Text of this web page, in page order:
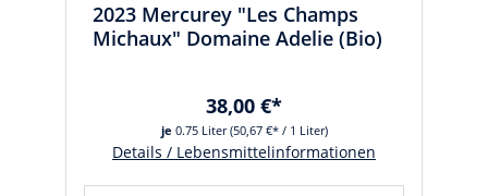
2023 Mercurey "Les Champs
Michaux" Domaine Adelie (Bio)
je 0.75 Liter(50,67 €* / 1 Liter)
38,00 €*
Details / Lebensmittelinformationen